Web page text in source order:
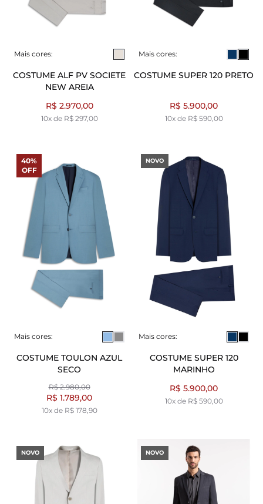
Mais cores:
COSTUME ALF PV SOCIETE
NEW AREIA
R$ 2.970,00
10x de R$ 297,00
Mais cores:
COSTUME SUPER 120 PRETO
R$ 5.900,00
10x de R$ 590,00
Mais cores:
COSTUME TOULON AZUL
SECO
R$ 2.980,00
R$ 1.789,00
10x de R$ 178,90
40%
OFF
Mais cores:
COSTUME SUPER 120
MARINHO
R$ 5.900,00
10x de R$ 590,00
NOVO
NOVO NOVO